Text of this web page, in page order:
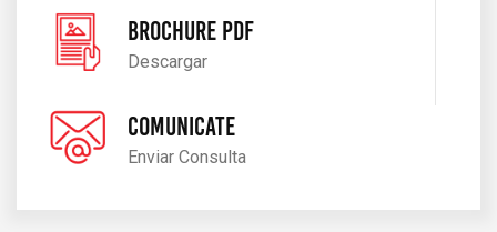
unidades de 1 a 3 dormitorios, balcones
aterrazados con parrilla y detalles como
porcelanato, mesadas de cuarzo y
aberturas con DVH, DE MORENO redefine
el concepto de vivir con estilo en La Plata,
BROCHURE PDF
Descargar
COMUNICATE
Enviar Consulta